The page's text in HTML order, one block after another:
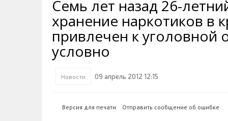
Транспортная инфраструктура
Их надо знать. Галерея славы
Колымы
Достопримечательности
Магадана и области
Туристическик маршруты
Губернатор
Наркоте нет
Аэропорт Магадан
Полицейских не бить
Сельское хозяйство
Семь лет назад 26-
хранение наркотиков в
привлечен к уголовной
условно
Новости 09 апрель 2012 12:15
Версия для печати Отправить сообщение об ошибке